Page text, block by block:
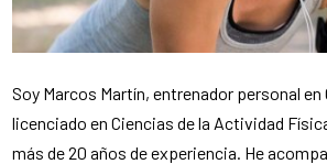
Soy Marcos Martín, entrenador personal en
licenciado en Ciencias de la Actividad
más de 20 años de experiencia. He